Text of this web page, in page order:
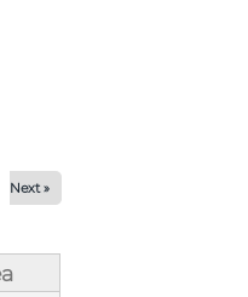
Next »